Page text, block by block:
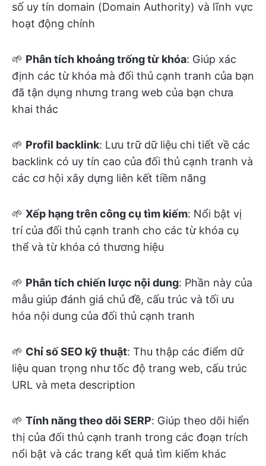
số uy tín domain (Domain Authority) và lĩnh vực
hoạt động chính
🌱 Phân tích khoảng trống từ khóa: Giúp xác
định các từ khóa mà đối thủ cạnh tranh của bạn
đã tận dụng nhưng trang web của bạn chưa
khai thác
🌱 Profil backlink: Lưu trữ dữ liệu chi tiết về các
backlink có uy tín cao của đối thủ cạnh tranh và
các cơ hội xây dựng liên kết tiềm năng
🌱 Xếp hạng trên công cụ tìm kiếm: Nổi bật vị
trí của đối thủ cạnh tranh cho các từ khóa cụ
thể và từ khóa có thương hiệu
🌱 Phân tích chiến lược nội dung: Phần này của
mẫu giúp đánh giá chủ đề, cấu trúc và tối ưu
hóa nội dung của đối thủ cạnh tranh
🌱 Chỉ số SEO kỹ thuật: Thu thập các điểm dữ
liệu quan trọng như tốc độ trang web, cấu trúc
URL và meta description
🌱 Tính năng theo dõi SERP: Giúp theo dõi hiển
thị của đối thủ cạnh tranh trong các đoạn trích
nổi bật và các trang kết quả tìm kiếm khác